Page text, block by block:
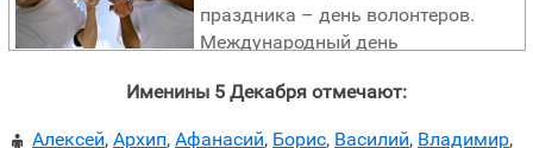
праздника – день волонтеров.
Международный день
развития был учрежден по инициативе Генеральной
Именины 5 Декабря отмечают:
 Алексей, Архип, Афанасий, Борис, Василий, Владимир,